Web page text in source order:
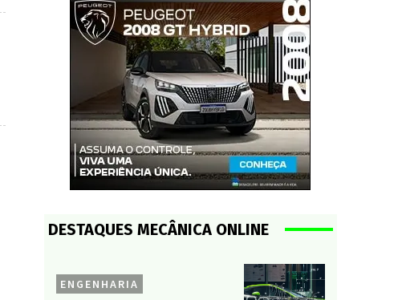
DESTAQUES MECÂNICA ONLINE
ENGENHARIA